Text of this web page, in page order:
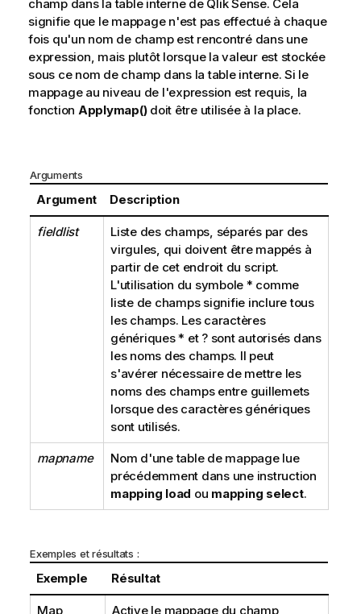
champ dans la table interne de Qlik Sense. Cela
signifie que le mappage n'est pas effectué à chaque
fois qu'un nom de champ est rencontré dans une
expression, mais plutôt lorsque la valeur est stockée
sous ce nom de champ dans la table interne. Si le
mappage au niveau de l'expression est requis, la
fonction Applymap()doit être utilisée à la place.
Arguments
Argument Description
fieldlist
Liste des champs, séparés par des
virgules, qui doivent être mappés à
partir de cet endroit du script.
L'utilisation du symbole * comme
liste de champs signifie inclure tous
les champs. Les caractères
génériques* et ?sont autorisés dans
les noms des champs. Il peut
s'avérer nécessaire de mettre les
noms des champs entre guillemets
lorsque des caractères génériques
sont utilisés.
mapname
Nom d'une table de mappage lue
précédemment dans une instruction
mapping load ou mapping select.
Exemples et résultats :
Exemple Résultat
Map
Active le mappage du champ